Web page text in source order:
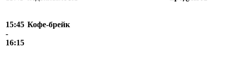
15:45
-
16:15
Кофе-брейк